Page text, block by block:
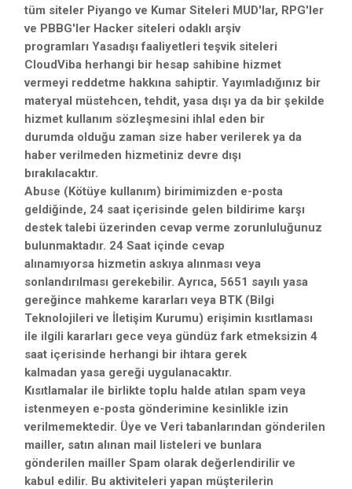
tüm siteler Piyango ve Kumar Siteleri MUD'lar, RPG'ler
ve PBBG'ler Hacker siteleri odaklı arşiv
programları Yasadışı faaliyetleri teşvik siteleri
CloudViba herhangi bir hesap sahibine hizmet
vermeyi reddetme hakkına sahiptir. Yayımladığınız bir
materyal müstehcen, tehdit, yasa dışı ya da bir şekilde
hizmet kullanım sözleşmesini ihlal eden bir
durumda olduğu zaman size haber verilerek ya da
haber verilmeden hizmetiniz devre dışı
bırakılacaktır.
Abuse (Kötüye kullanım) birimimizden e-posta
geldiğinde, 24 saat içerisinde gelen bildirime karşı
destek talebi üzerinden cevap verme zorunluluğunuz
bulunmaktadır. 24 Saat içinde cevap
alınamıyorsa hizmetin askıya alınması veya
sonlandırılması gerekebilir. Ayrıca, 5651 sayılı yasa
gereğince mahkeme kararları veya BTK (Bilgi
Teknolojileri ve İletişim Kurumu) erişimin kısıtlaması
ile ilgili kararları gece veya gündüz fark etmeksizin 4
saat içerisinde herhangi bir ihtara gerek
kalmadan yasa gereği uygulanacaktır.
Kısıtlamalar ile birlikte toplu halde atılan spam veya
istenmeyen e-posta gönderimine kesinlikle izin
verilmemektedir. Üye ve Veri tabanlarından gönderilen
mailler, satın alınan mail listeleri ve bunlara
gönderilen mailler Spam olarak değerlendirilir ve
kabul edilir. Bu aktiviteleri yapan müşterilerin